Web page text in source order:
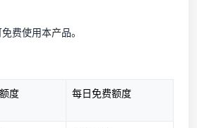
费使用本产品。
度 每日免费额度